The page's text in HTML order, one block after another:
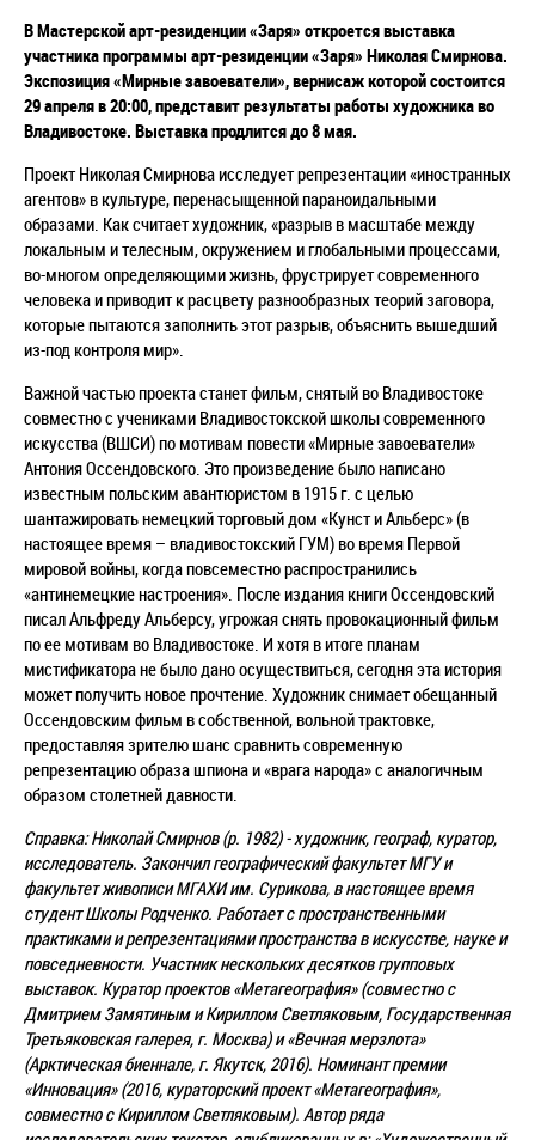
В Мастерской арт-резиденции «Заря» откроется выставка
участника программы арт-резиденции «Заря» Николая Смирнова.
Экспозиция «Мирные завоеватели», вернисаж которой состоится
29 апреля в 20:00, представит результаты работы художника во
Владивостоке. Выставка продлится до 8 мая.
Проект Николая Смирнова исследует репрезентации «иностранных
агентов» в культуре, перенасыщенной параноидальными
образами. Как считает художник, «разрыв в масштабе между
локальным и телесным, окружением и глобальными процессами,
во-многом определяющими жизнь, фрустрирует современного
человека и приводит к расцвету разнообразных теорий заговора,
которые пытаются заполнить этот разрыв, объяснить вышедший
из-под контроля мир».
Важной частью проекта станет фильм, снятый во Владивостоке
совместно с учениками Владивостокской школы современного
искусства (ВШСИ) по мотивам повести «Мирные завоеватели»
Антония Оссендовского. Это произведение было написано
известным польским авантюристом в 1915 г. с целью
шантажировать немецкий торговый дом «Кунст и Альберс» (в
настоящее время – владивостокский ГУМ) во время Первой
мировой войны, когда повсеместно распространились
«антинемецкие настроения». После издания книги Оссендовский
писал Альфреду Альберсу, угрожая снять провокационный фильм
по ее мотивам во Владивостоке. И хотя в итоге планам
мистификатора не было дано осуществиться, сегодня эта история
может получить новое прочтение. Художник снимает обещанный
Оссендовским фильм в собственной, вольной трактовке,
предоставляя зрителю шанс сравнить современную
репрезентацию образа шпиона и «врага народа» с аналогичным
образом столетней давности.
Справка: Николай Смирнов (р. 1982) - художник, географ, куратор,
исследователь. Закончил географический факультет МГУ и
факультет живописи МГАХИ им. Сурикова, в настоящее время
студент Школы Родченко. Работает с пространственными
практиками и репрезентациями пространства в искусстве, науке и
повседневности. Участник нескольких десятков групповых
выставок. Куратор проектов «Метагеография» (совместно с
Дмитрием Замятиным и Кириллом Светляковым, Государственная
Третьяковская галерея, г. Москва) и «Вечная мерзлота»
(Арктическая биеннале, г. Якутск, 2016). Номинант премии
«Инновация» (2016, кураторский проект «Метагеография»,
совместно с Кириллом Светляковым). Автор ряда